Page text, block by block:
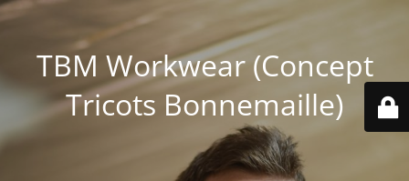
TBM Workwear (Concept
Tricots Bonnemaille)